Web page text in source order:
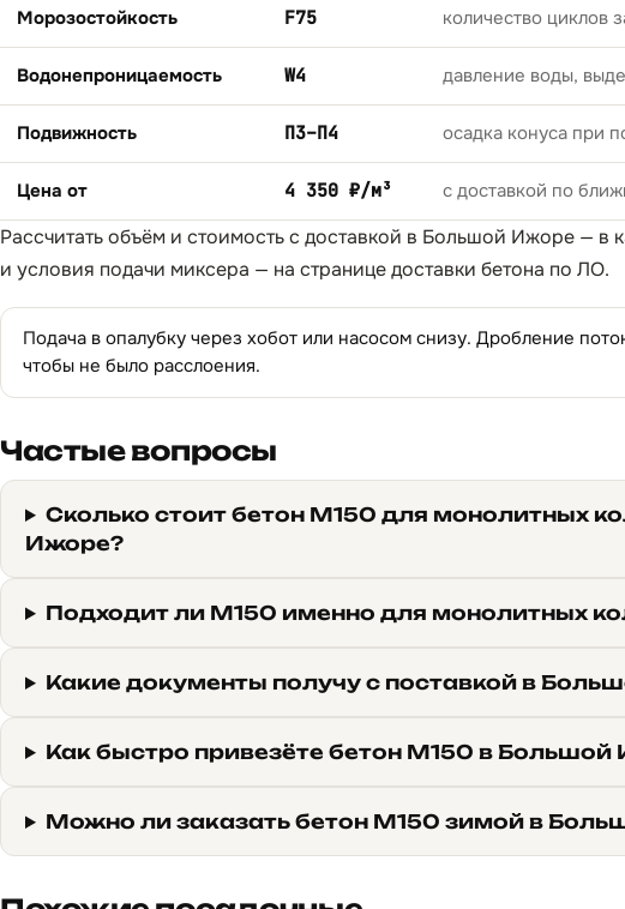
Морозостойкость F75 количество циклов
Водонепроницаемость W4 давление воды,
Подвижность П3–П4 осадка конуса при
Цена от 4 350 ₽/м³ с доставкой по
Рассчитать объём и стоимость с доставкой в Большой Ижоре — в
и условия подачи миксера — на страницедоставки бетона по ЛО.
Подача в опалубку через хобот или насосом снизу. Дробление
чтобы не было расслоения.
Частые вопросы
Сколько стоит бетон М150 для монолитных
Ижоре?
Подходит ли М150 именно для монолитных
Какие документы получу с поставкой в
Как быстро привезёте бетон М150 в Большой
Можно ли заказать бетон М150 зимой в